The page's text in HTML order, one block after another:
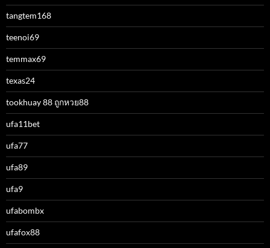
tangtem168
teenoi69
temmax69
texas24
tookhuay 88 ถูกหวย88
ufa11bet
ufa77
ufa89
ufa9
ufabombx
ufafox88